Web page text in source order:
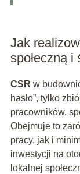
Jak
społeczną i
CSR w
hasło”, tylko
pracowników,
Obejmuje to
pracy, jak i
inwestycji na
lokalnej